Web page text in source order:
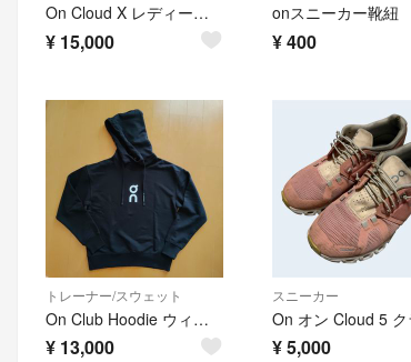
On Cloud X レディース 24.5cm ホワイト 2026年購入 試し履きのみ 美品
¥ 15,000 ¥400
トレーナー/スウェット
On Club Hoodie ウィメンズ パーカー XS ◆Club Collective-T ウィメンズ Tシャツ S セット
¥ 13,000
スニーカー
¥5,000